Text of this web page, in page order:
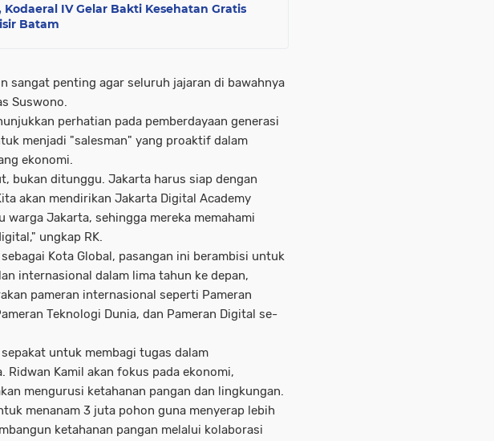
Kodaeral IV Gelar Bakti Kesehatan Gratis
Batam
sangat penting agar seluruh jajaran di bawahnya
Suswono.
perhatian pada pemberdayaan generasi
menjadi "salesman" yang proaktif dalam
ekonomi.
bukan ditunggu. Jakarta harus siap dengan
akan mendirikan Jakarta Digital Academy
warga Jakarta, sehingga mereka memahami
ungkap RK.
Kota Global, pasangan ini berambisi untuk
internasional dalam lima tahun ke depan,
pameran internasional seperti Pameran
Teknologi Dunia, dan Pameran Digital se-
untuk membagi tugas dalam
Ridwan Kamil akan fokus pada ekonomi,
mengurusi ketahanan pangan dan lingkungan.
menanam 3 juta pohon guna menyerap lebih
ketahanan pangan melalui kolaborasi